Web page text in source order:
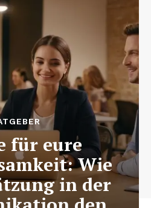
für eure
Wie
in der